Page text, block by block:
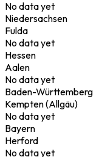
No data yet
Niedersachsen
Fulda
No data yet
Hessen
Aalen
No data yet
Baden-Württemberg
Kempten (Allgäu)
No data yet
Bayern
Herford
No data yet